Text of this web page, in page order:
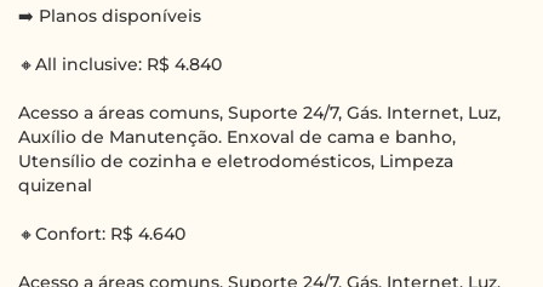
➡️ Planos disponíveis
🔸All inclusive: R$ 4.840
Acesso a áreas comuns, Suporte 24/7, Gás. Internet, Luz,
Auxílio de Manutenção. Enxoval de cama e banho,
Utensílio de cozinha e eletrodomésticos, Limpeza
quizenal
🔸Confort: R$ 4.640
Acesso a áreas comuns, Suporte 24/7, Gás. Internet, Luz,